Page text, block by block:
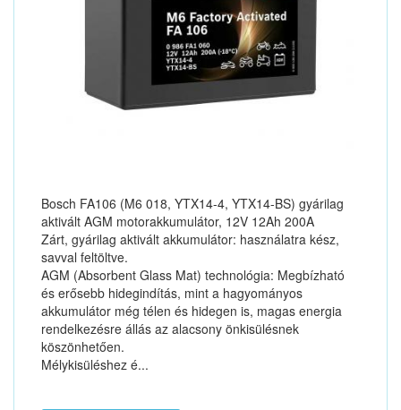
Bosch FA106 (M6 018, YTX14-4, YTX14-BS) gyárilag
aktivált AGM motorakkumulátor, 12V 12Ah 200A
Zárt, gyárilag aktivált akkumulátor: használatra kész,
savval feltöltve.
AGM (Absorbent Glass Mat) technológia: Megbízható
és erősebb hidegindítás, mint a hagyományos
akkumulátor még télen és hidegen is, magas energia
rendelkezésre állás az alacsony önkisülésnek
köszönhetően.
Mélykisüléshez é...